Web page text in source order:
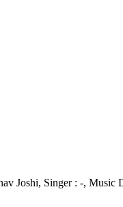
Joshi, Singer : -,